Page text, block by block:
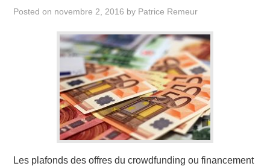
Posted on novembre 2, 2016 by Patrice Remeur
Les plafonds des offres du crowdfunding ou financement